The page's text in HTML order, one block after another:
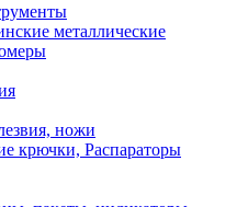
металлические
ножи
крючки, Распараторы